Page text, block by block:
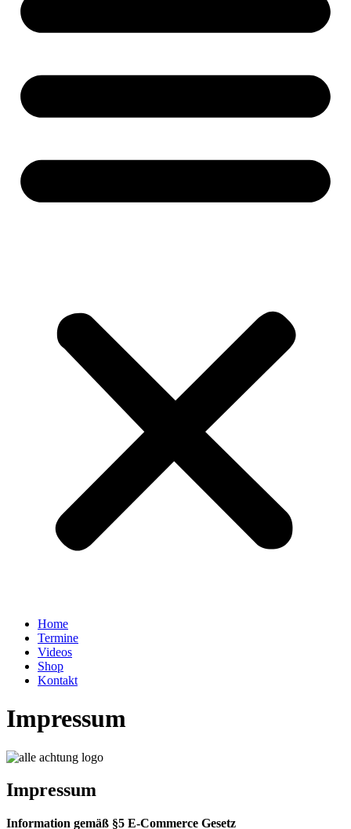
Home
Termine
Videos
Shop
Kontakt
Impressum
Impressum
Information gemäß §5 E-Commerce Gesetz